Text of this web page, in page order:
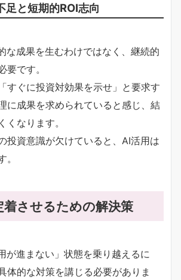
足と短期的ROI志向
な成果を生むわけではなく、継続的
要です。
すぐに投資対効果を示せ」と要求す
に成果を求められていると感じ、結
くなります。
投資意識が欠けていると、AI活用は
着させるための解決策
が進まない」状態を乗り越えるに
体的な対策を講じる必要がありま